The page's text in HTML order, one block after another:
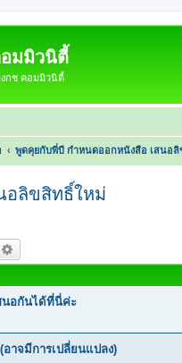
มมิวนิตี้
งกช คอมมิวนิตี้
พูดคุยกับพี่บี กำหนดออกหนังสือ เสนอลิ
อลิขสิทธิ์ใหม่
หา
นอกันได้ที่นี่ค่ะ
าจมีการเปลี่ยนแปลง)